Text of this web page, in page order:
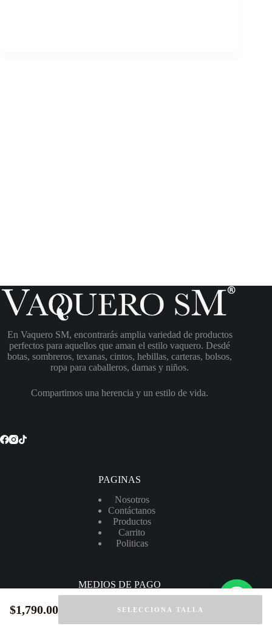
En Vaquero SM, encontrarás amplia variedad de productos
perfectos para aquellos que aman el estilo vaquero. Desdé
botas, sombreros, texanas, cintos, hebillas, carteras, bolsos,
ropa para caballeros, damas y niños.
Compartimos una herencia y un estilo de vida.
PAGINAS
Nosotros
Contáctanos
Productos
Carrito
Politicas
MEDIOS DE PAGO
$1,790.00 SELECCIONA TALLA